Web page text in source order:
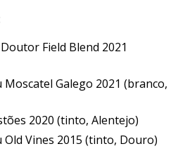
Field Blend 2021
Moscatel Galego 2021 (branco,
2020 (tinto, Alentejo)
Old Vines 2015 (tinto, Douro)